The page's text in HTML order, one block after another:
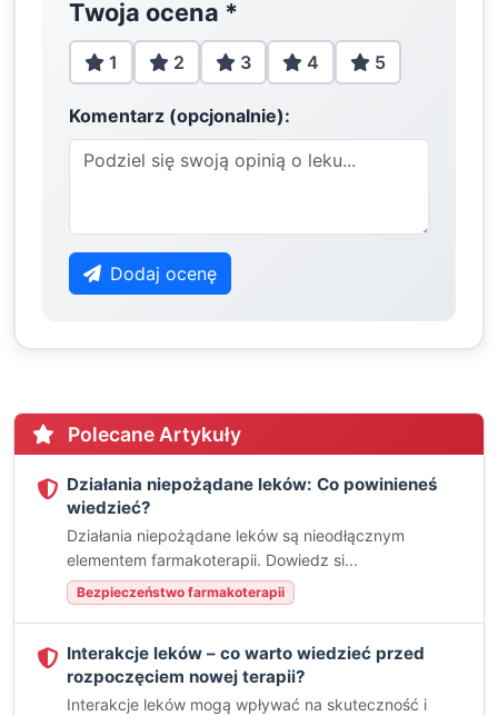
Twoja ocena *
1 2 3 4 5
Komentarz (opcjonalnie):
Dodaj ocenę
Polecane Artykuły
Działania niepożądane leków: Co powinieneś
wiedzieć?
Działania niepożądane leków są nieodłącznym
elementem farmakoterapii. Dowiedz si...
Bezpieczeństwo farmakoterapii
Interakcje leków – co warto wiedzieć przed
rozpoczęciem nowej terapii?
Interakcje leków mogą wpływać na skuteczność i